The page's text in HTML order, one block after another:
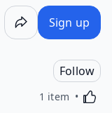
Sign up
Follow
1 item